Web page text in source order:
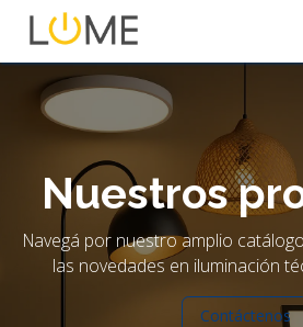
Nuestros
Navegá por nuestro amplio
las novedades en iluminación
Contáctenos